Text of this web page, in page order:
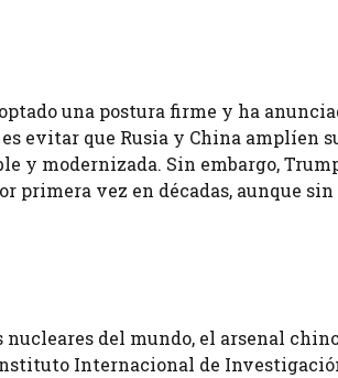
una postura firme y ha
evitar que Rusia y China amplíen
y modernizada. Sin embargo,
primera vez en décadas, aunque
del mundo, el arsenal
Internacional de